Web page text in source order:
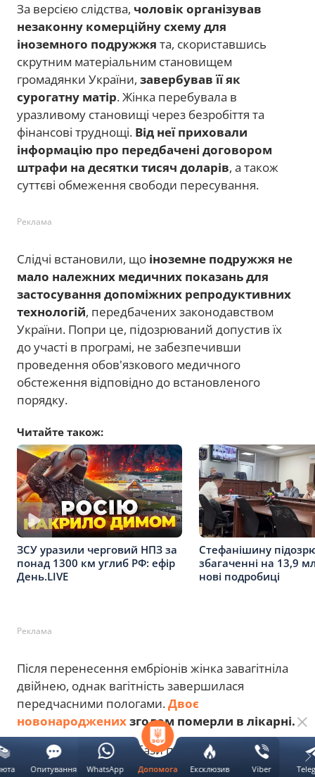
За версією слідства, чоловік організував
незаконну комерційну схему для
іноземного подружжя та, скориставшись
скрутним матеріальним становищем
громадянки України, завербував її як
сурогатну матір. Жінка перебувала в
уразливому становищі через безробіття та
фінансові труднощі. Від неї приховали
інформацію про передбачені договором
штрафи на десятки тисяч доларів, а також
суттєві обмеження свободи пересування.
Реклама
Слідчі встановили, що іноземне подружжя не
мало належних медичних показань для
застосування допоміжних репродуктивних
технологій, передбачених законодавством
України. Попри це, підозрюваний допустив їх
до участі в програмі, не забезпечивши
проведення обов'язкового медичного
обстеження відповідно до встановленого
порядку.
Читайте також:
ЗСУ уразили черговий НПЗ за
понад 1300 км углиб РФ: ефір
День.LIVE
Стефанішину
збагаченні на 13,9
нові подробиці
Реклама
Після перенесення ембріонів жінка завагітніла
двійнею, однак вагітність завершилася
передчасними пологами.Двоє
новонародженихзгодом померли в лікарні.
Для збору доказової бази правоохоронці
провели низку обшуків у медичних
Допомога Ексклюзив Viber
Опитування WhatsApp